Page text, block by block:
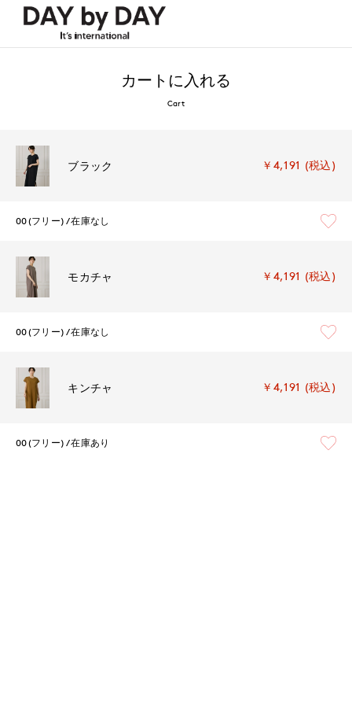
カートに入れる
Cart
ブラック ￥4,191 (税込)
00(フリー) 在庫なし
モカチャ ￥4,191 (税込)
00(フリー) 在庫なし
キンチャ ￥4,191 (税込)
00(フリー) 在庫あり